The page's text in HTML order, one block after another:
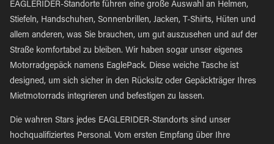
EAGLERIDER-Standorte führen eine große Auswahl an Helmen,
Stiefeln, Handschuhen, Sonnenbrillen, Jacken, T-Shirts, Hüten und
allem anderen, was Sie brauchen, um gut auszusehen und auf der
Straße komfortabel zu bleiben. Wir haben sogar unser eigenes
Motorradgepäck namens EaglePack. Diese weiche Tasche ist
designed, um sich sicher in den Rücksitz oder Gepäckträger Ihres
Mietmotorrads integrieren und befestigen zu lassen.
Die wahren Stars jedes EAGLERIDER-Standorts sind unser
hochqualifiziertes Personal. Vom ersten Empfang über Ihre